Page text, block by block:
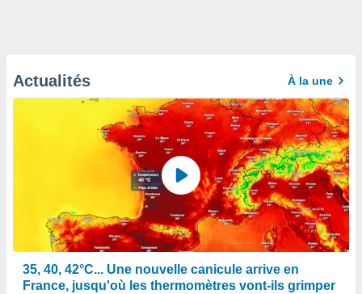
Actualités À la une
35, 40, 42°C... Une nouvelle canicule arrive en
France, jusqu'où les thermomètres vont-ils grimper